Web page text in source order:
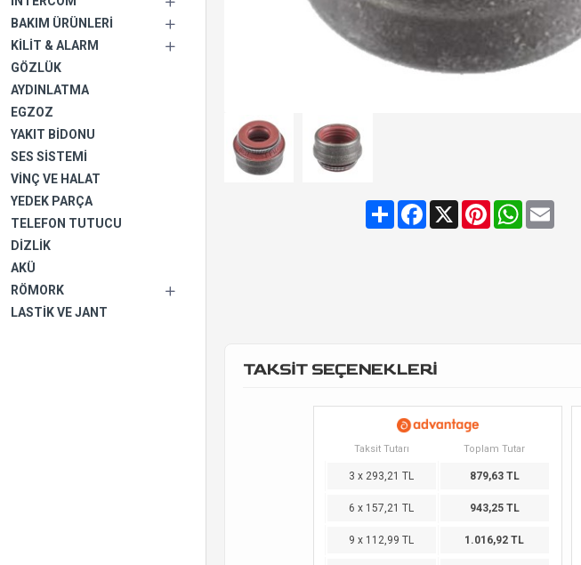
BAKIM ÜRÜNLERI
KILIT & ALARM
GÖZLÜK
AYDINLATMA
EGZOZ
YAKIT BIDONU
SES SISTEMI
VINÇ VE HALAT
YEDEK PARÇA
TELEFON TUTUCU
DIZLIK
AKÜ
RÖMORK
LASTIK VE JANT
ShareFacebook
X PinterestWhatsApp
Email
TAKSİT SEÇENEKLERİ
Taksit Tutarı Toplam Tutar
3 x 293,21 TL 879,63 TL
6 x 157,21 TL 943,25 TL
9 x 112,99 TL 1.016,92 TL